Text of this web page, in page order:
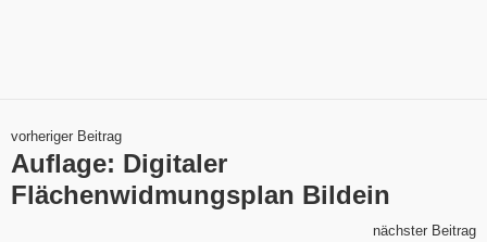
vorheriger Beitrag
Auflage: Digitaler
Flächenwidmungsplan Bildein
nächster Beitrag